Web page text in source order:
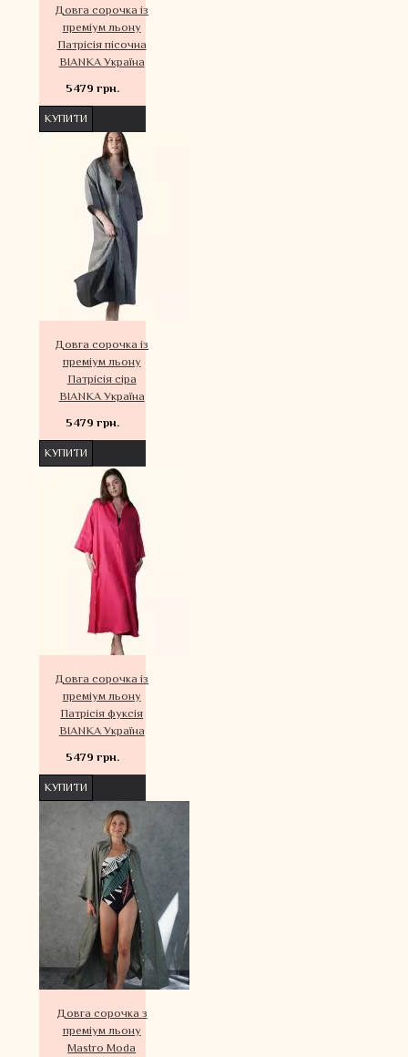
Довга сорочка із
преміум льону
Патрісія пісочна
BIANKA Україна
5479 грн.
КУПИТИ
Довга сорочка із
преміум льону
Патрісія сіра
BIANKA Україна
5479 грн.
КУПИТИ
Довга сорочка із
преміум льону
Патрісія фуксія
BIANKA Україна
5479 грн.
КУПИТИ
Довга сорочка з
преміум льону
Mastro Moda